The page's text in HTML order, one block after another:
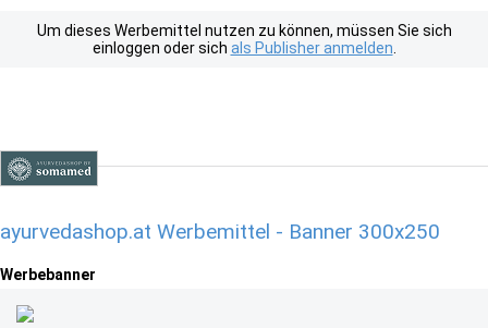
Um dieses Werbemittel nutzen zu können, müssen Sie sich
einloggen oder sich als Publisher anmelden
ayurvedashop.at Werbemittel - Banner 300x250
Werbebanner